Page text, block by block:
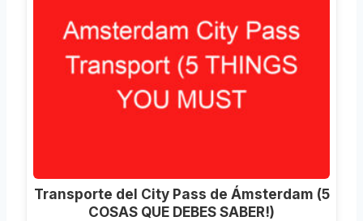
Transporte del City Pass de Ámsterdam (5
COSAS QUE DEBES SABER!)